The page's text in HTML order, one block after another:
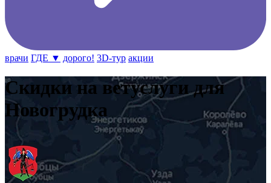
врачи ГДЕ ▼ дорого! 3D-тур акции
Скидки на ветуслуги для
Новогрудка